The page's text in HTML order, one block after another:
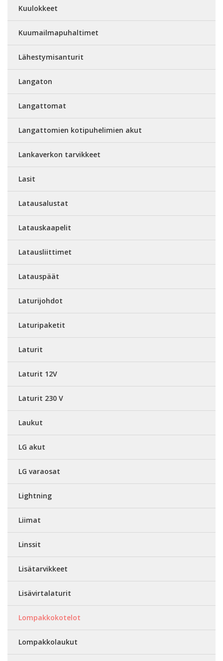
Kuulokkeet
Kuumailmapuhaltimet
Lähestymisanturit
Langaton
Langattomat
Langattomien kotipuhelimien akut
Lankaverkon tarvikkeet
Lasit
Latausalustat
Latauskaapelit
Latausliittimet
Latauspäät
Laturijohdot
Laturipaketit
Laturit
Laturit 12V
Laturit 230 V
Laukut
LG akut
LG varaosat
Lightning
Liimat
Linssit
Lisätarvikkeet
Lisävirtalaturit
Lompakkokotelot
Lompakkolaukut